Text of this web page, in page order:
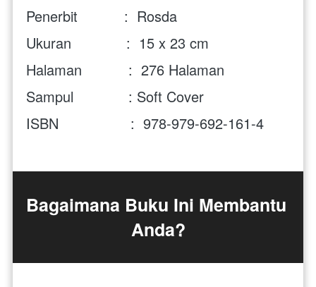
Penerbit           :  Rosda
Ukuran             :  15 x 23 cm
Halaman           :  276 Halaman
Sampul             : Soft Cover
ISBN                 :  978-979-692-161-4
Bagaimana Buku Ini Membantu
Anda?